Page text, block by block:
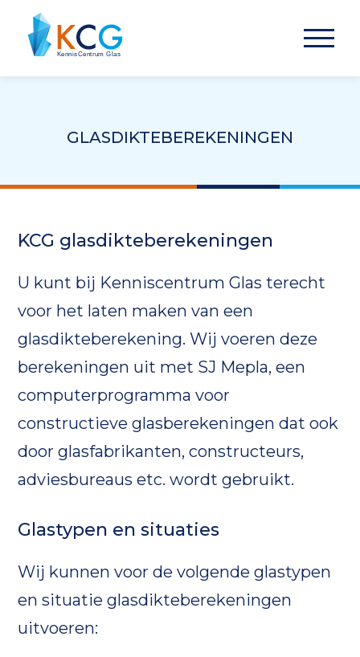
GLASDIKTEBEREKENINGEN
KCG glasdikteberekeningen
U kunt bij Kenniscentrum Glas terecht
voor het laten maken van een
glasdikteberekening. Wij voeren deze
berekeningen uit met SJ Mepla, een
computerprogramma voor
constructieve glasberekeningen dat ook
door glasfabrikanten, constructeurs,
adviesbureaus etc. wordt gebruikt.
Glastypen en situaties
Wij kunnen voor de volgende glastypen
en situatie glasdikteberekeningen
uitvoeren: